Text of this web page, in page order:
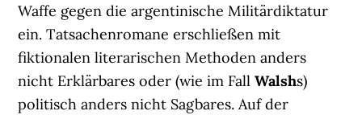
Waffe gegen die argentinische Militärdiktatur
ein. Tatsachenromane erschließen mit
fiktionalen literarischen Methoden anders
nicht Erklärbares oder (wie im FallWalshs)
politisch anders nicht Sagbares. Auf der